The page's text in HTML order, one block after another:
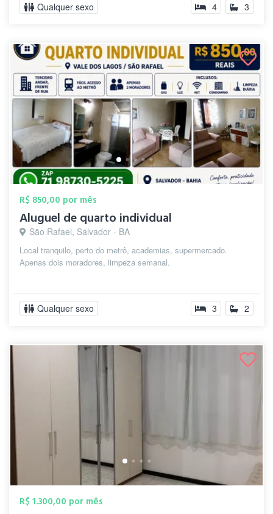
Qualquer sexo 4 3
R$ 850,00 por mês
Aluguel de quarto individual
São Rafael, Salvador - BA
Local tranquilo, perto do metrô, academias, supermercado.
Apenas dois moradores, limpeza semanal.
Qualquer sexo 3 2
R$ 1.300,00 por mês